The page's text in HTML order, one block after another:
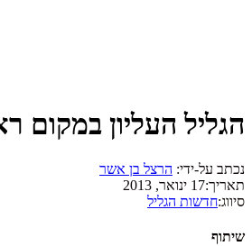
הגליל העליון במקום
נכתב על-ידי: הרצל בן אשר
תאריך:17 ינואר, 2013
סיווג:חדשות הגליל
שיתוף